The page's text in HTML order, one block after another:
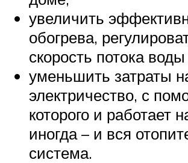
увеличить
обогрева,
скорость потока
уменьшить затраты
электричество, с
которого и работает
иногда – и вся
система.